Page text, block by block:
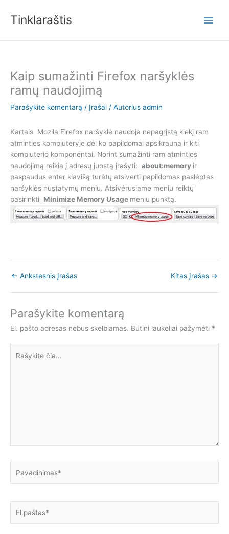
prieTinklaraštis
Kaip sumažinti Firefox naršyklės
ramų naudojimą
Parašykite komentarą / Įrašai / Autorius admin
Kartais Mozila Firefox naršyklė naudoja nepagrįstą kiekį ram
atminties kompiuteryje dėl ko papildomai apsikrauna ir kiti
kompiuterio komponentai. Norint sumažinti ram atminties
naudojimą reikia į adresų juostą įrašyti: about:memory ir
paspaudus enter klavišą turėtų atsiverti papildomas paslėptas
naršyklės nustatymų meniu. Atsivėrusiame meniu reiktų
pasirinkti Minimize Memory Usage meniu punktą.
← Ankstesnis Įrašas Kitas Įrašas →
Parašykite komentarą
El. pašto adresas nebus skelbiamas. Būtini laukeliai pažymėti *
čia...